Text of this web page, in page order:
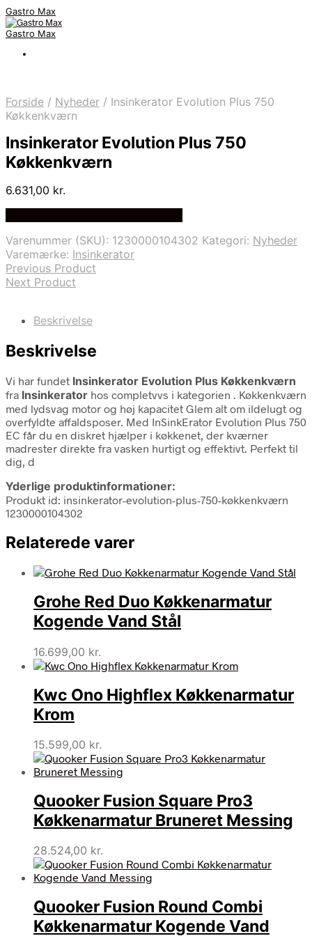
Gastro Max
Gastro Max
Forside / Nyheder / Insinkerator Evolution Plus 750
Køkkenkværn
Insinkerator Evolution Plus 750
Køkkenkværn
6.631,00 kr.
Varenummer (SKU): 1230000104302 Kategori: Nyheder
Varemærke: Insinkerator
Previous Product
Next Product
Beskrivelse
Beskrivelse
Vi har fundet Insinkerator Evolution Plus Køkkenkværn
fra Insinkerator hos completvvs i kategorien . Køkkenkværn
med lydsvag motor og høj kapacitet Glem alt om ildelugt og
overfyldte affaldsposer. Med InSinkErator Evolution Plus 750
EC får du en diskret hjælper i køkkenet, der kværner
madrester direkte fra vasken hurtigt og effektivt. Perfekt til
dig, d
Yderlige produktinformationer:
Produkt id: insinkerator-evolution-plus-750-køkkenkværn
1230000104302
Relaterede varer
Grohe Red Duo Køkkenarmatur
Kogende Vand Stål
16.699,00 kr.
Kwc Ono Highflex Køkkenarmatur
Krom
15.599,00 kr.
Quooker Fusion Square Pro3
Køkkenarmatur Bruneret Messing
28.524,00 kr.
Quooker Fusion Round Combi
Køkkenarmatur Kogende Vand